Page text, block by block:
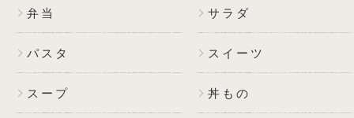
弁当 サラダ
パスタ スイーツ
スープ 丼もの